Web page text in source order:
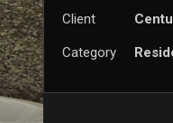
Client
Category